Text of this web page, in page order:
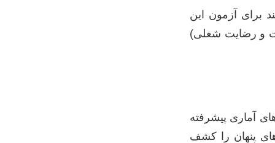
برای آزمون این
و رضایت شغلی)
آماری پیشرفته
پنهان را کشف